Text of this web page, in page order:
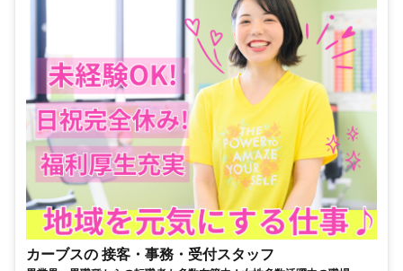
カーブスの 接客・事務・受付スタッフ